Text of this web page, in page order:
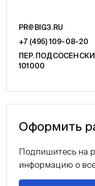
PR@BIG3.RU
+7 (495) 109-08-20
ПЕР.
101000
Оформить
Подпишитесь на
информацию о